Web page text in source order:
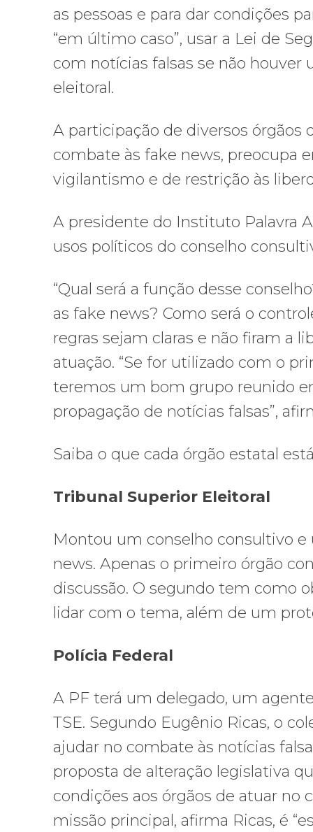
as pessoas e para dar condições
“em último caso”, usar a Lei de
com notícias falsas se não houver
eleitoral.
A participação de diversos órgãos
combate às fake news, preocupa
vigilantismo e de restrição às
A presidente do Instituto Palavra
usos políticos do conselho
“Qual será a função desse
as fake news? Como será o
regras sejam claras e não firam a
atuação. “Se for utilizado com o
teremos um bom grupo reunido
propagação de notícias falsas”,
Saiba o que cada órgão estatal
Tribunal Superior Eleitoral
Montou um conselho consultivo e
news. Apenas o primeiro órgão
discussão. O segundo tem como
lidar com o tema, além de um
Polícia Federal
A PF terá um delegado, um
TSE. Segundo Eugênio Ricas, o
ajudar no combate às notícias
proposta de alteração legislativa
condições aos órgãos de atuar no
missão principal, afirma Ricas, é